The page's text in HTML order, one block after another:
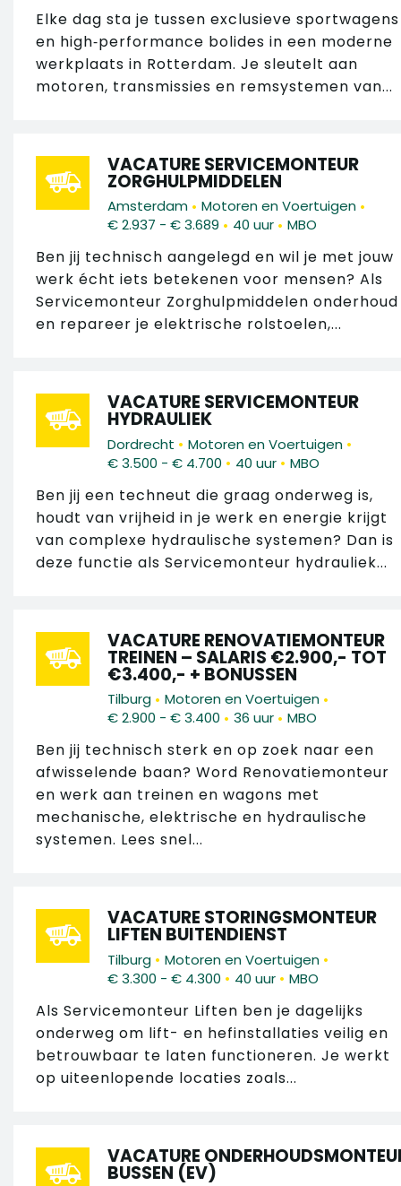
Elke dag sta je tussen exclusieve sportwagens
en high‑performance bolides in een moderne
werkplaats in Rotterdam. Je sleutelt aan
motoren, transmissies en remsystemen van...
VACATURE SERVICEMONTEUR
ZORGHULPMIDDELEN
Amsterdam • Motoren en Voertuigen •
€ 2.937 - € 3.689 • 40 uur • MBO
Ben jij technisch aangelegd en wil je met jouw
werk écht iets betekenen voor mensen? Als
Servicemonteur Zorghulpmiddelen onderhoud
en repareer je elektrische rolstoelen,...
VACATURE SERVICEMONTEUR
HYDRAULIEK
Dordrecht • Motoren en Voertuigen •
€ 3.500 - € 4.700 • 40 uur • MBO
Ben jij een techneut die graag onderweg is,
houdt van vrijheid in je werk en energie krijgt
van complexe hydraulische systemen? Dan is
deze functie als Servicemonteur hydrauliek...
VACATURE RENOVATIEMONTEUR
TREINEN – SALARIS €2.900,- TOT
€3.400,- + BONUSSEN
Tilburg • Motoren en Voertuigen •
€ 2.900 - € 3.400 • 36 uur • MBO
Ben jij technisch sterk en op zoek naar een
afwisselende baan? Word Renovatiemonteur
en werk aan treinen en wagons met
mechanische, elektrische en hydraulische
systemen. Lees snel...
VACATURE STORINGSMONTEUR
LIFTEN BUITENDIENST
Tilburg • Motoren en Voertuigen •
€ 3.300 - € 4.300 • 40 uur • MBO
Als Servicemonteur Liften ben je dagelijks
onderweg om lift- en hefinstallaties veilig en
betrouwbaar te laten functioneren. Je werkt
op uiteenlopende locaties zoals...
VACATURE
BUSSEN (EV)